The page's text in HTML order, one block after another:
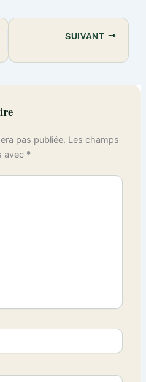
SUIVANT
pas publiée. Les champs
avec *